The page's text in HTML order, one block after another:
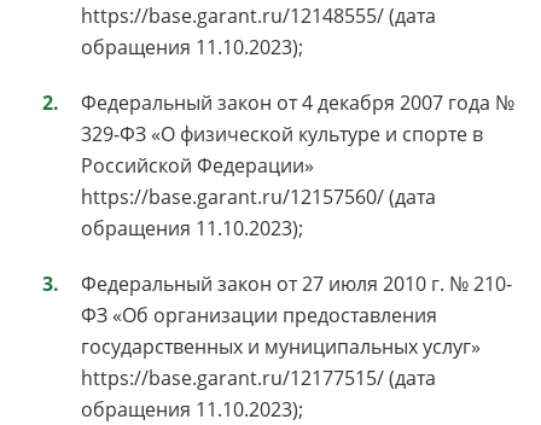
https://base.garant.ru/12148555/ (дата
обращения 11.10.2023);
Федеральный закон от 4 декабря 2007 года №
329-ФЗ «О физической культуре и спорте в
Российской Федерации»
https://base.garant.ru/12157560/ (дата
обращения 11.10.2023);
Федеральный закон от 27 июля 2010 г. № 210-
ФЗ «Об организации предоставления
государственных и муниципальных услуг»
https://base.garant.ru/12177515/ (дата
обращения 11.10.2023);